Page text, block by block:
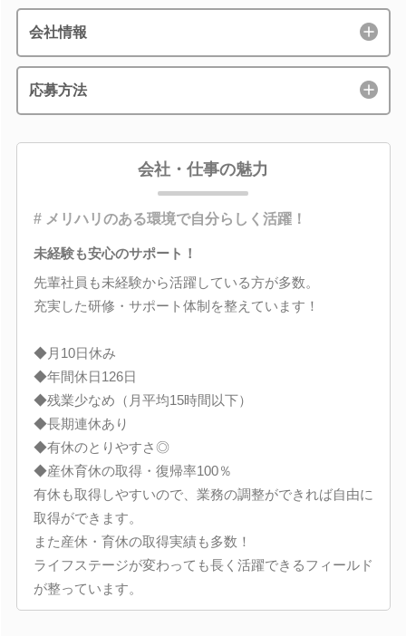
会社情報
応募方法
会社・仕事の魅力
# メリハリのある環境で自分らしく活躍！
未経験も安心のサポート！
先輩社員も未経験から活躍している方が多数。
充実した研修・サポート体制を整えています！
◆月10日休み
◆年間休日126日
◆残業少なめ（月平均15時間以下）
◆長期連休あり
◆有休のとりやすさ◎
◆産休育休の取得・復帰率100％
有休も取得しやすいので、業務の調整ができれば自由に
取得ができます。
また産休・育休の取得実績も多数！
ライフステージが変わっても長く活躍できるフィールド
が整っています。